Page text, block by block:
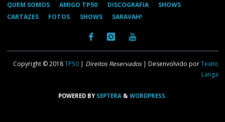
QUEM SOMOS
AMIGO TP50 DISCOGRAFIA
SHOWS
CARTAZES
FOTOS SHOWS SARAVAH!
Copyright © 2018TP50 | Direitos Reservados| Desenvolvido porTexito
Langa
POWERED BYSEPTERA & WORDPRESS.